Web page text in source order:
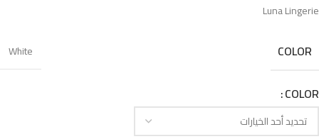
Luna Lingerie
COLOR
White
COLOR